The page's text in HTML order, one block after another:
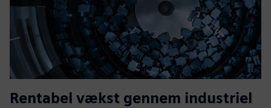
Rentabel vækst gennem industriel